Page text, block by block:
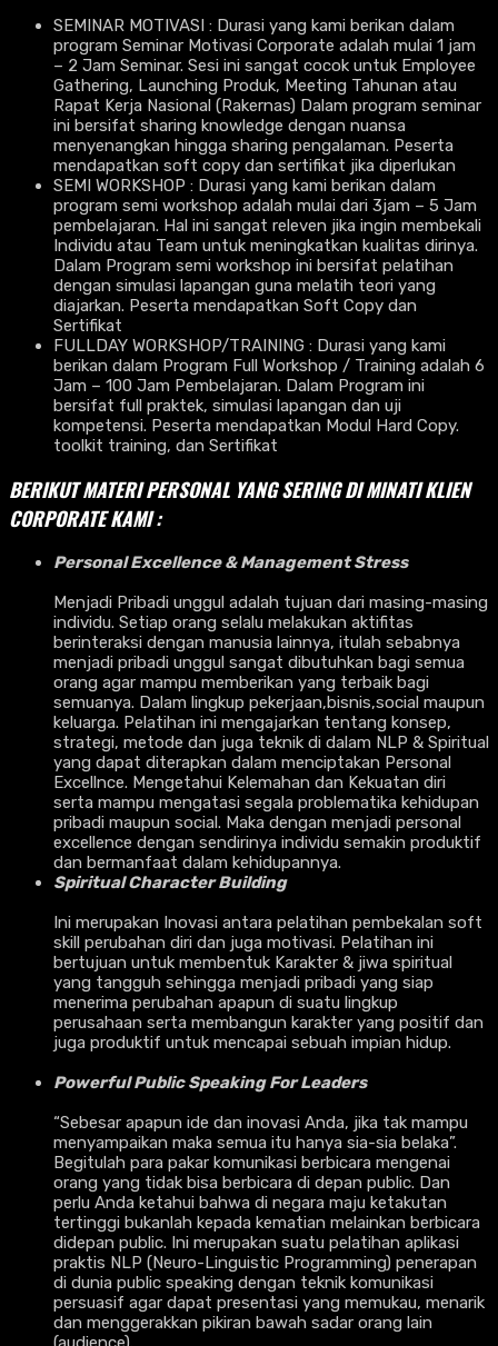
SEMINAR MOTIVASI : Durasi yang kami berikan dalam
program Seminar Motivasi Corporate adalah mulai 1 jam
– 2 Jam Seminar. Sesi ini sangat cocok untuk Employee
Gathering, Launching Produk, Meeting Tahunan atau
Rapat Kerja Nasional (Rakernas) Dalam program seminar
ini bersifat sharing knowledge dengan nuansa
menyenangkan hingga sharing pengalaman. Peserta
mendapatkan soft copy dan sertifikat jika diperlukan
SEMI WORKSHOP : Durasi yang kami berikan dalam
program semi workshop adalah mulai dari 3jam – 5 Jam
pembelajaran. Hal ini sangat releven jika ingin membekali
Individu atau Team untuk meningkatkan kualitas dirinya.
Dalam Program semi workshop ini bersifat pelatihan
dengan simulasi lapangan guna melatih teori yang
diajarkan. Peserta mendapatkan Soft Copy dan
Sertifikat
FULLDAY WORKSHOP/TRAINING : Durasi yang kami
berikan dalam Program Full Workshop / Training adalah 6
Jam – 100 Jam Pembelajaran. Dalam Program ini
bersifat full praktek, simulasi lapangan dan uji
kompetensi. Peserta mendapatkan Modul Hard Copy.
toolkit training, dan Sertifikat
BERIKUT MATERI PERSONAL YANG SERING DI MINATI KLIEN
CORPORATE KAMI :
Personal Excellence & Management Stress
Menjadi Pribadi unggul adalah tujuan dari masing-masing
individu. Setiap orang selalu melakukan aktifitas
berinteraksi dengan manusia lainnya, itulah sebabnya
menjadi pribadi unggul sangat dibutuhkan bagi semua
orang agar mampu memberikan yang terbaik bagi
semuanya. Dalam lingkup pekerjaan,bisnis,social maupun
keluarga. Pelatihan ini mengajarkan tentang konsep,
strategi, metode dan juga teknik di dalam NLP & Spiritual
yang dapat diterapkan dalam menciptakan Personal
Excellnce. Mengetahui Kelemahan dan Kekuatan diri
serta mampu mengatasi segala problematika kehidupan
pribadi maupun social. Maka dengan menjadi personal
excellence dengan sendirinya individu semakin produktif
dan bermanfaat dalam kehidupannya.
Spiritual Character Building
Ini merupakan Inovasi antara pelatihan pembekalan soft
skill perubahan diri dan juga motivasi. Pelatihan ini
bertujuan untuk membentuk Karakter & jiwa spiritual
yang tangguh sehingga menjadi pribadi yang siap
menerima perubahan apapun di suatu lingkup
perusahaan serta membangun karakter yang positif dan
juga produktif untuk mencapai sebuah impian hidup.
Powerful Public Speaking For Leaders
“Sebesar apapun ide dan inovasi Anda, jika tak mampu
menyampaikan maka semua itu hanya sia-sia belaka”.
Begitulah para pakar komunikasi berbicara mengenai
orang yang tidak bisa berbicara di depan public. Dan
perlu Anda ketahui bahwa di negara maju ketakutan
tertinggi bukanlah kepada kematian melainkan berbicara
didepan public. Ini merupakan suatu pelatihan aplikasi
praktis NLP (Neuro-Linguistic Programming) penerapan
di dunia public speaking dengan teknik komunikasi
persuasif agar dapat presentasi yang memukau, menarik
dan menggerakkan pikiran bawah sadar orang lain